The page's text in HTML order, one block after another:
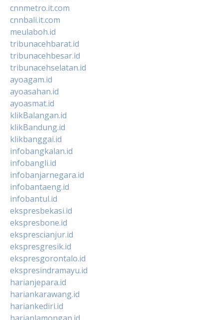
cnnmetro.it.com
cnnbali.it.com
meulaboh.id
tribunacehbarat.id
tribunacehbesar.id
tribunacehselatan.id
ayoagam.id
ayoasahan.id
ayoasmat.id
klikBalangan.id
klikBandung.id
klikbanggai.id
infobangkalan.id
infobangli.id
infobanjarnegara.id
infobantaeng.id
infobantul.id
ekspresbekasi.id
ekspresbone.id
eksprescianjur.id
ekspresgresik.id
ekspresgorontalo.id
ekspresindramayu.id
harianjepara.id
hariankarawang.id
hariankediri.id
harianlamongan.id